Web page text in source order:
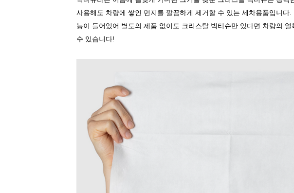
사용해도 차량에 쌓인 먼지를 깔끔하게 제거할 수 있는 세차용품입니다
능이 들어있어 별도의 제품 없이도 크리스탈 빅티슈만 있다면 차량의
수 있습니다!